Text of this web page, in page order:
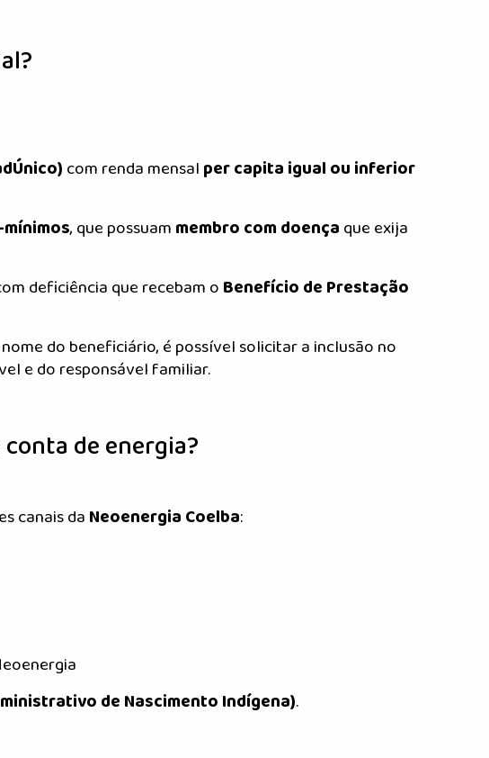
com renda mensalper capita igual ou inferior
, que possuammembro com doençaque exija
deficiência que recebam oBenefício de Prestação
do beneficiário, é possível solicitar a inclusão no
e do responsável familiar.
de energia?
canais daNeoenergia Coelba:
de Nascimento Indígena).